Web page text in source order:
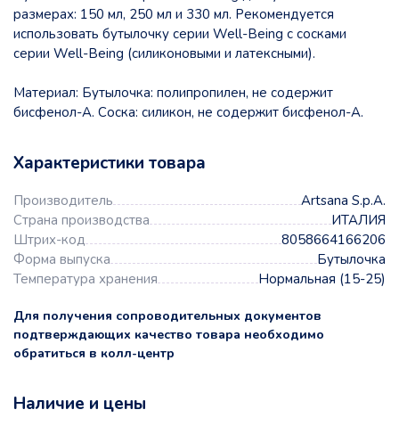
размерах: 150 мл, 250 мл и 330 мл. Рекомендуется
использовать бутылочку серии Well-Being с сосками
серии Well-Being (силиконовыми и латексными).
Материал: Бутылочка: полипропилен, не содержит
бисфенол-А. Соска: силикон, не содержит бисфенол-А.
Характеристики товара
Производитель
Artsana S.p.A.
Страна производства
ИТАЛИЯ
Штрих-код
8058664166206
Форма выпуска
Бутылочка
Температура хранения
Нормальная (15-25)
Для получения сопроводительных документов
подтверждающих качество товара необходимо
обратиться в колл-центр
Наличие и цены